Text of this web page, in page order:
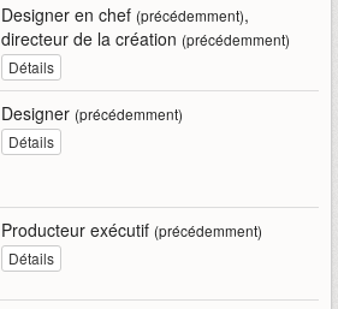
Designer en chef (précédemment),
directeur de la création (précédemment)
Détails
Designer (précédemment)
Détails
Producteur exécutif (précédemment)
Détails